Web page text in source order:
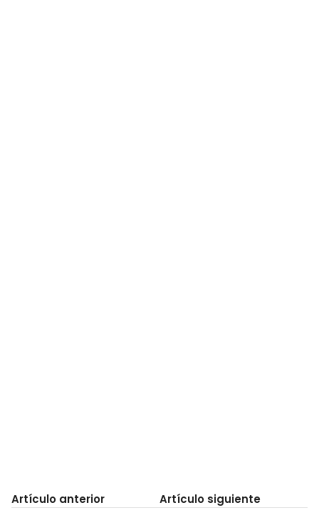
Artículo anterior Artículo siguiente